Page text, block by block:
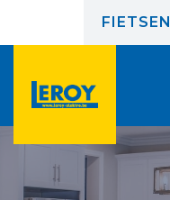
FIETSEN